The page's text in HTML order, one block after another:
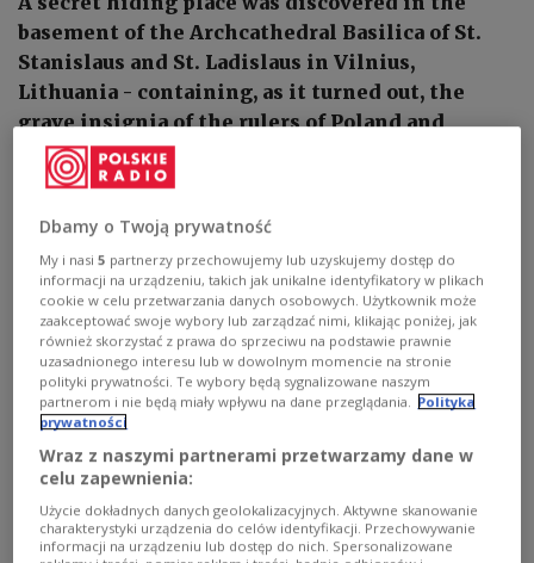
basement of the Archcathedral Basilica of St.
Stanislaus and St. Ladislaus in Vilnius,
Lithuania - containing, as it turned out, the
grave insignia of the rulers of Poland and
Lithuania from the early 1500s.
1500s recently found in Vilnius, presented for the first time to the public
on 06.01.2025. PAP / Valdemar Doveiko
Dbamy o Twoją prywatność
My i nasi5 partnerzy przechowujemy lub uzyskujemy dostęp do
informacji na urządzeniu, takich jak unikalne identyfikatory w plikach
cookie w celu przetwarzania danych osobowych. Użytkownik może
zaakceptować swoje wybory lub zarządzać nimi, klikając poniżej, jak
również skorzystać z prawa do sprzeciwu na podstawie prawnie
uzasadnionego interesu lub w dowolnym momencie na stronie
polityki prywatności. Te wybory będą sygnalizowane naszym
partnerom i nie będą miały wpływu na dane przeglądania. Polityka
prywatności
Wraz z naszymi partnerami przetwarzamy dane w
celu zapewnienia:
Użycie dokładnych danych geolokalizacyjnych. Aktywne skanowanie
charakterystyki urządzenia do celów identyfikacji. Przechowywanie
informacji na urządzeniu lub dostęp do nich. Spersonalizowane